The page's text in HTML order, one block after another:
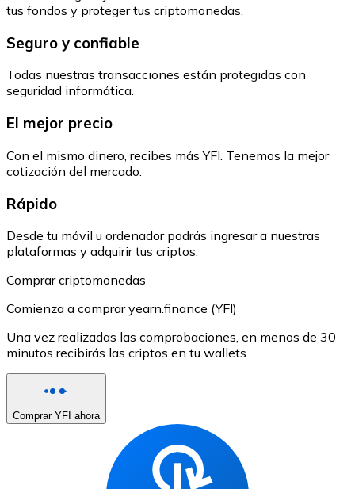
tus fondos y proteger tus criptomonedas.
Seguro y confiable
Todas nuestras transacciones están protegidas con
seguridad informática.
El mejor precio
Con el mismo dinero, recibes más YFI. Tenemos la mejor
cotización del mercado.
Rápido
Desde tu móvil u ordenador podrás ingresar a nuestras
plataformas y adquirir tus criptos.
Comprar criptomonedas
Comienza a comprar yearn.finance (YFI)
Una vez realizadas las comprobaciones, en menos de 30
minutos recibirás las criptos en tu wallets.
Comprar YFI ahora